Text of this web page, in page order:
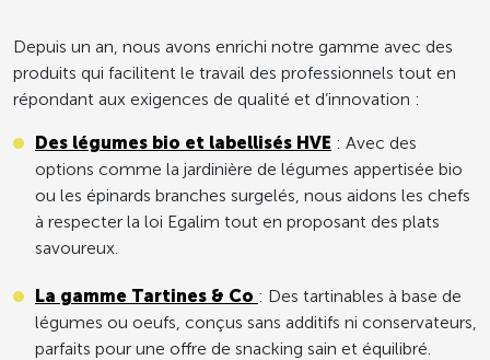
Depuis un an, nous avons enrichi notre gamme avec des
produits qui facilitent le travail des professionnels tout en
répondant aux exigences de qualité et d’innovation :
Des légumes bio et labellisés HVE : Avec des
options comme la jardinière de légumes appertisée bio
ou les épinards branches surgelés, nous aidons les chefs
à respecter la loi Egalim tout en proposant des plats
savoureux.
La gamme Tartines & Co : Des tartinables à base de
légumes ou oeufs, conçus sans additifs ni conservateurs,
parfaits pour une offre de snacking sain et équilibré.